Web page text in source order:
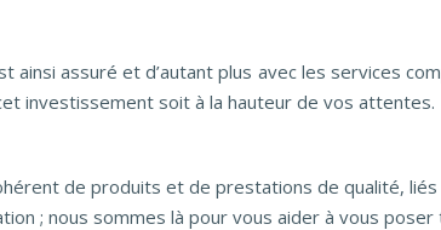
assuré et d’autant plus avec les services
investissement soit à la hauteur de vos attentes.
de produits et de prestations de qualité,
; nous sommes là pour vous aider à vous